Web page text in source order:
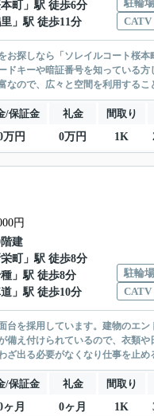
町
」駅 徒歩6分
」駅 徒歩11分
駐輪場
CATV
探しなら「ソレイルコート桜
キーや暗証番号を知っている
ので、広々と空間を利用する
/保証金 礼金 間取り
万円 0万円 1K
円
建
町
」駅 徒歩8分
」駅 徒歩8分
」駅 徒歩10分
駐輪場
CATV
を採用しています。建物のエ
え付けられているので、衣類
出る必要がなくなり仕事を止
/保証金 礼金 間取り
ヶ月 0ヶ月 1K